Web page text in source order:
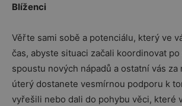
Blíženci
Věřte sami sobě a potenciálu, který ve
čas, abyste situaci začali koordinovat po
spoustu nových nápadů a ostatní vás za
úterý dostanete vesmírnou podporu k
vyřešili nebo dali do pohybu věci, které